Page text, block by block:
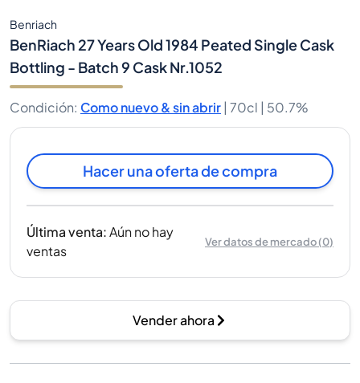
Benriach
BenRiach 27 Years Old 1984 Peated Single Cask
Bottling - Batch 9 Cask Nr.1052
Condición: Como nuevo & sin abrir | 70cl | 50.7%
Hacer una oferta de compra
Última venta:Aún no hay
ventas
Ver datos de mercado(0)
Vender ahora